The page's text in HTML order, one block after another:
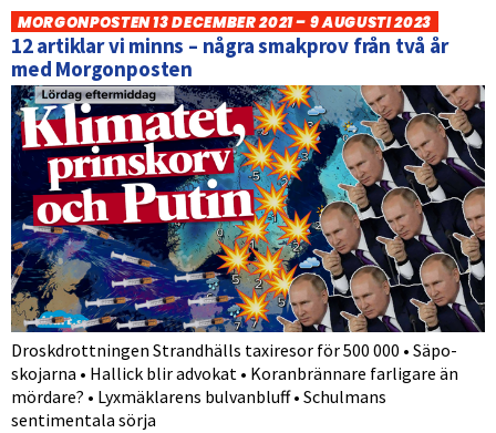
MORGONPOSTEN 13 DECEMBER 2021 – 9 AUGUSTI 2023
12 artiklar vi minns – några smakprov från två år
med Morgonposten
Droskdrottningen Strandhälls taxiresor för 500 000 • Säpo-
skojarna • Hallick blir advokat • Koranbrännare farligare än
mördare? • Lyxmäklarens bulvanbluff • Schulmans
sentimentala sörja